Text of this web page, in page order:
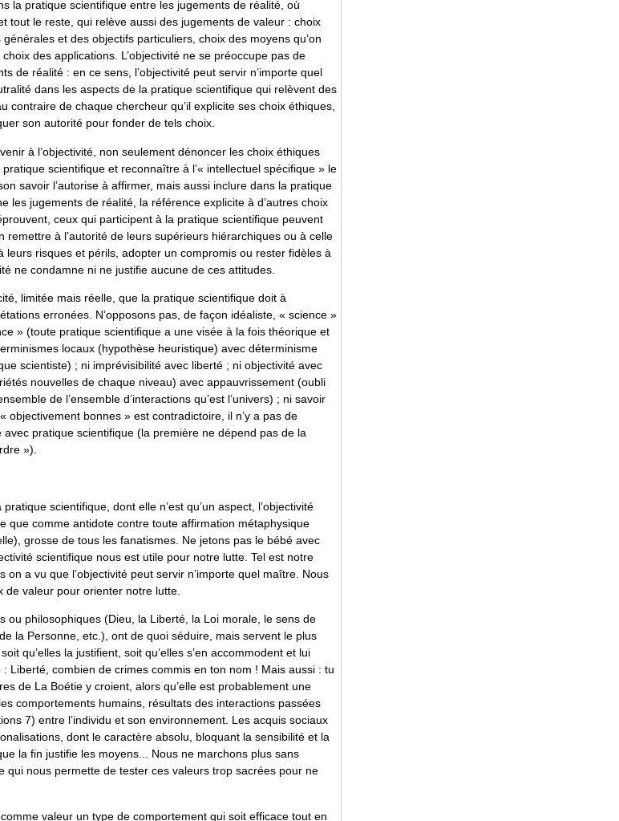
la pratique scientifique entre les jugements de réalité, où
tout le reste, qui relève aussi des jugements de valeur : choix
et des objectifs particuliers, choix des moyens qu’on
des applications. L’objectivité ne se préoccupe pas de
de réalité : en ce sens, l’objectivité peut servir n’importe quel
dans les aspects de la pratique scientifique qui relèvent des
contraire de chaque chercheur qu’il explicite ses choix éthiques,
son autorité pour fonder de tels choix.
à l’objectivité, non seulement dénoncer les choix éthiques
scientifique et reconnaître à l’« intellectuel spécifique » le
savoir l’autorise à affirmer, mais aussi inclure dans la pratique
les jugements de réalité, la référence explicite à d’autres choix
ceux qui participent à la pratique scientifique peuvent
remettre à l’autorité de leurs supérieurs hiérarchiques ou à celle
leurs risques et périls, adopter un compromis ou rester fidèles à
ne condamne ni ne justifie aucune de ces attitudes.
limitée mais réelle, que la pratique scientifique doit à
erronées. N’opposons pas, de façon idéaliste, « science »
» (toute pratique scientifique a une visée à la fois théorique et
locaux (hypothèse heuristique) avec déterminisme
scientiste) ; ni imprévisibilité avec liberté ; ni objectivité avec
nouvelles de chaque niveau) avec appauvrissement (oubli
de l’ensemble d’interactions qu’est l’univers) ; ni savoir
objectivement bonnes » est contradictoire, il n’y a pas de
pratique scientifique (la première ne dépend pas de la
»).
scientifique, dont elle n’est qu’un aspect, l’objectivité
que comme antidote contre toute affirmation métaphysique
grosse de tous les fanatismes. Ne jetons pas le bébé avec
scientifique nous est utile pour notre lutte. Tel est notre
on a vu que l’objectivité peut servir n’importe quel maître. Nous
de valeur pour orienter notre lutte.
ou philosophiques (Dieu, la Liberté, la Loi morale, le sens de
la Personne, etc.), ont de quoi séduire, mais servent le plus
qu’elles la justifient, soit qu’elles s’en accommodent et lui
Liberté, combien de crimes commis en ton nom ! Mais aussi : tu
de La Boétie y croient, alors qu’elle est probablement une
comportements humains, résultats des interactions passées
7) entre l’individu et son environnement. Les acquis sociaux
dont le caractère absolu, bloquant la sensibilité et la
la fin justifie les moyens... Nous ne marchons plus sans
qui nous permette de tester ces valeurs trop sacrées pour ne
valeur un type de comportement qui soit efficace tout en